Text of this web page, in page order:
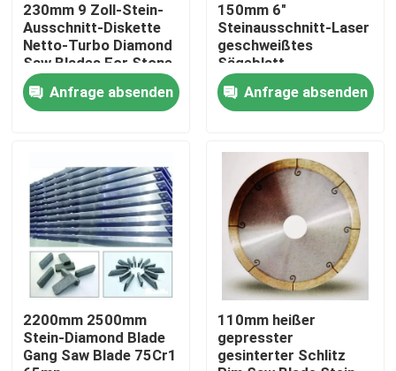
ÜBER US
Fabrik-Ausflug
Treten Sie mit uns in Verbindung
Nachrichten
Diamant-Sägeblatt
230mm 9 Zoll-Stein-
Ausschnitt-Diskette
Netto-Turbo Diamond
Saw Blades For Stone
Anfrage absenden
150mm 6"
Steinausschnitt-Laser
geschweißtes
Sägeblatt
Anfrage absenden
2200mm 2500mm
Stein-Diamond Blade
Gang Saw Blade 75Cr1
110mm heißer
gepresster
gesinterter Schlitz